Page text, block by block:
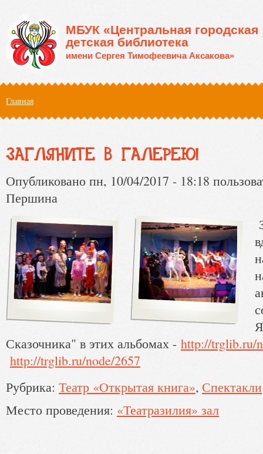
МБУК «Центральная городская
детская библиотека
имени Сергея Тимофеевича Аксакова»
Вы здесь
Главная
ЗАГЛЯНИТЕ В ГАЛЕРЕЮ!
Опубликовано пн, 10/04/2017 - 18:18
Першина
Сказочника" в этих альбомах - http://trglib.ru/
http://trglib.ru/node/2657
Рубрика: Театр «Открытая книга» Спектакли
Место проведения: «Театразилия» зал